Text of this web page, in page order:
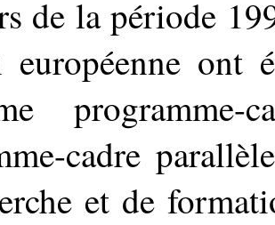
de la période
européenne ont
cadre
et de